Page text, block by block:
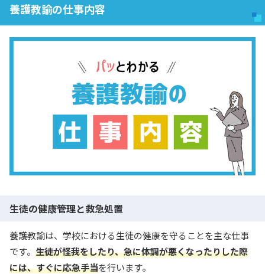
養護教諭の仕事内容
生徒の健康管理と救急処置
養護教諭は、学校における生徒の健康を守ることを主な仕事
です。 生徒が怪我をしたり、急に体調が悪くなったりした際
には、すぐに応急手当を行います。